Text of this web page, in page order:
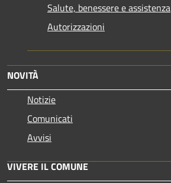
Salute, benessere e assistenza
Autorizzazioni
NOVITÀ
Notizie
Comunicati
Avvisi
VIVERE IL COMUNE